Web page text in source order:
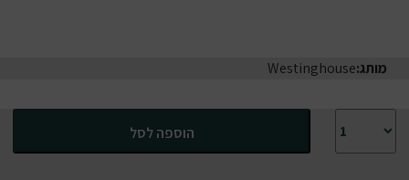
מותג:Westinghouse
הוספה לסל